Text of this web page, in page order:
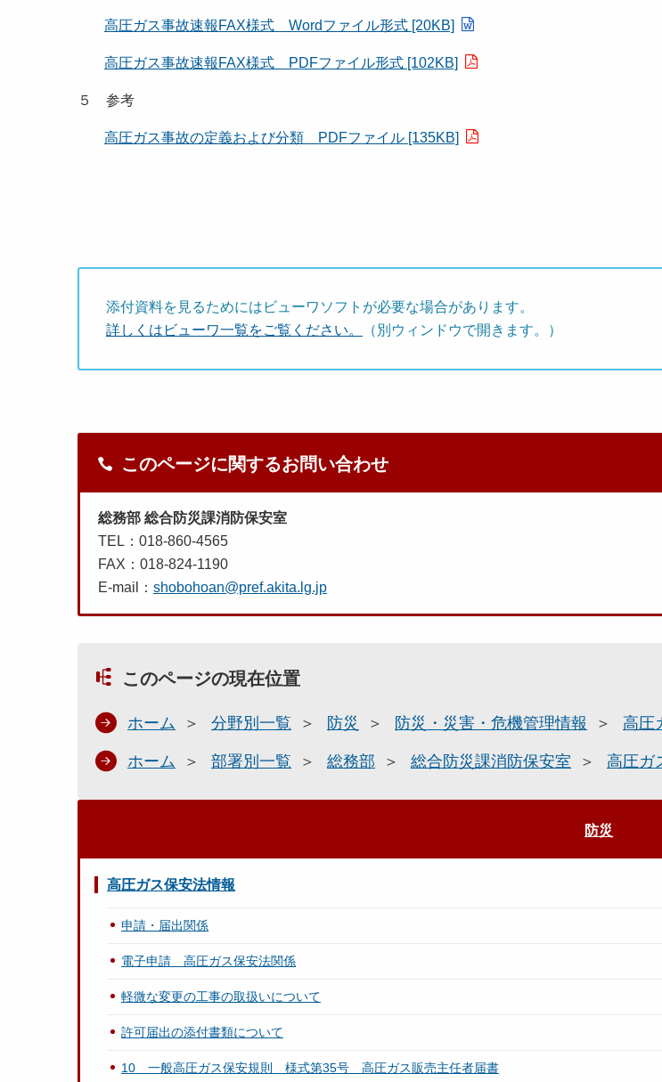
高圧ガス事故速報FAX様式 Wordファイル形式 [20KB]
高圧ガス事故速報FAX様式 PDFファイル形式 [102KB]
５ 参考
高圧ガス事故の定義および分類 PDFファイル [135KB]
添付資料を見るためにはビューワソフトが必要な場合があります。
詳しくはビューワ一覧をご覧ください。
（別ウィンドウで開きます。）
このページに関するお問い合わせ
総務部 総合防災課消防保安室
TEL：018-860-4565
FAX：018-824-1190
E-mail： shobohoan@pref.akita.lg.jp
このページの現在位置
ホーム 分野別一覧 防災 防災・災害・危機管理情報 高圧
ホーム 部署別一覧 総務部 総合防災課消防保安室 高圧ガ
防災
高圧ガス保安法情報
申請・届出関係
電子申請 高圧ガス保安法関係
軽微な変更の工事の取扱いについて
許可届出の添付書類について
10 一般高圧ガス保安規則 様式第35号 高圧ガス販売主任者届書